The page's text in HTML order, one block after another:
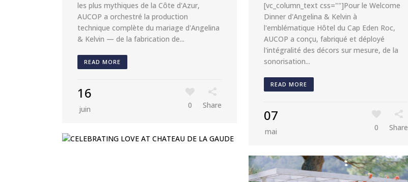
les plus mythiques de la Côte d'Azur,
AUCOP a orchestré la production
technique complète du mariage d'Angelina
& Kelvin — de la fabrication de...
READ MORE
16
juin 0 Share
[vc_column_text css=""]Pour le Welcome
Dinner d'Angelina & Kelvin à
l'emblématique Hôtel du Cap Eden Roc,
AUCOP a conçu, fabriqué et déployé
l'intégralité des décors sur mesure, de la
sonorisation...
READ MORE
07
mai 0 Share